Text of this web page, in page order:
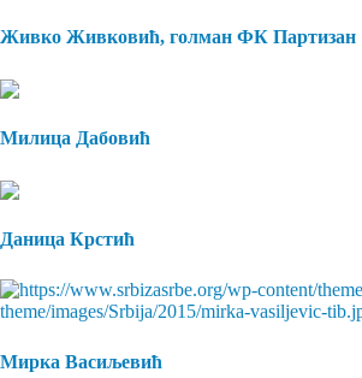
Живко Живковић, голман ФК Партизан
Милица Дабовић
Даница Крстић
Мирка Васиљевић